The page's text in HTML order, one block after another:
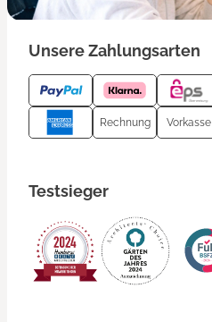
Unsere Zahlungsarten
Rechnung Vorkasse
Testsieger